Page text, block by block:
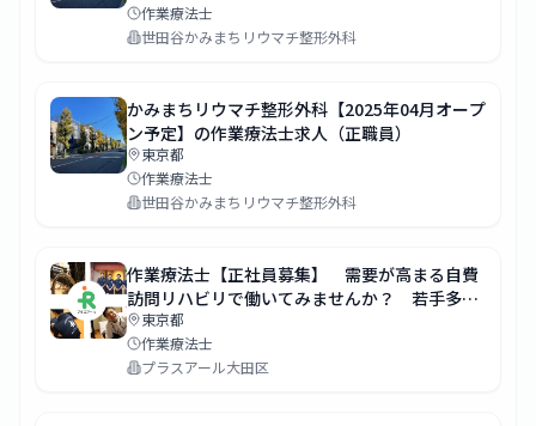
作業療法士
世田谷かみまちリウマチ整形外科
かみまちリウマチ整形外科【2025年04月オープ
ン予定】の作業療法士求人（正職員）
東京都
作業療法士
世田谷かみまちリウマチ整形外科
作業療法士【正社員募集】 需要が高まる自費
訪問リハビリで働いてみませんか？ 若手多
数、未経験OK、熱いスタッフ多数
東京都
作業療法士
プラスアール大田区